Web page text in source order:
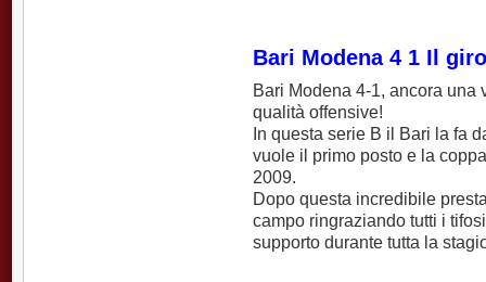
Bari Modena 4 1 Il
Bari Modena 4-1, ancora una
qualità offensive!
In questa serie B il Bari la fa
vuole il primo posto e la
2009.
Dopo questa incredibile
campo ringraziando tutti i
supporto durante tutta la